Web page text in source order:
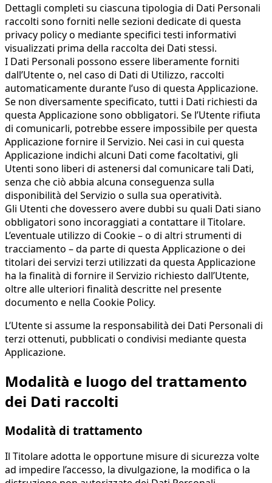
Dettagli completi su ciascuna tipologia di Dati Personali
raccolti sono forniti nelle sezioni dedicate di questa
privacy policy o mediante specifici testi informativi
visualizzati prima della raccolta dei Dati stessi.
I Dati Personali possono essere liberamente forniti
dall’Utente o, nel caso di Dati di Utilizzo, raccolti
automaticamente durante l’uso di questa Applicazione.
Se non diversamente specificato, tutti i Dati richiesti da
questa Applicazione sono obbligatori. Se l’Utente rifiuta
di comunicarli, potrebbe essere impossibile per questa
Applicazione fornire il Servizio. Nei casi in cui questa
Applicazione indichi alcuni Dati come facoltativi, gli
Utenti sono liberi di astenersi dal comunicare tali Dati,
senza che ciò abbia alcuna conseguenza sulla
disponibilità del Servizio o sulla sua operatività.
Gli Utenti che dovessero avere dubbi su quali Dati siano
obbligatori sono incoraggiati a contattare il Titolare.
L’eventuale utilizzo di Cookie – o di altri strumenti di
tracciamento – da parte di questa Applicazione o dei
titolari dei servizi terzi utilizzati da questa Applicazione
ha la finalità di fornire il Servizio richiesto dall’Utente,
oltre alle ulteriori finalità descritte nel presente
documento e nella Cookie Policy.
L’Utente si assume la responsabilità dei Dati Personali di
terzi ottenuti, pubblicati o condivisi mediante questa
Applicazione.
Modalità e luogo del trattamento
dei Dati raccolti
Modalità di trattamento
Il Titolare adotta le opportune misure di sicurezza volte
ad impedire l’accesso, la divulgazione, la modifica o la